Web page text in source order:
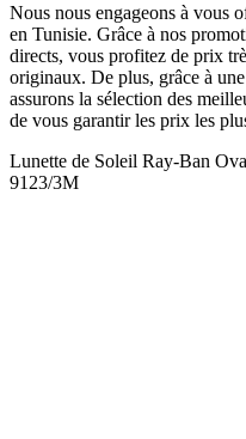
Nous nous engageons à vous
en Tunisie. Grâce à nos
directs, vous profitez de prix
originaux. De plus, grâce à
assurons la sélection des
de vous garantir les prix les
Lunette de Soleil Ray-Ban
9123/3M